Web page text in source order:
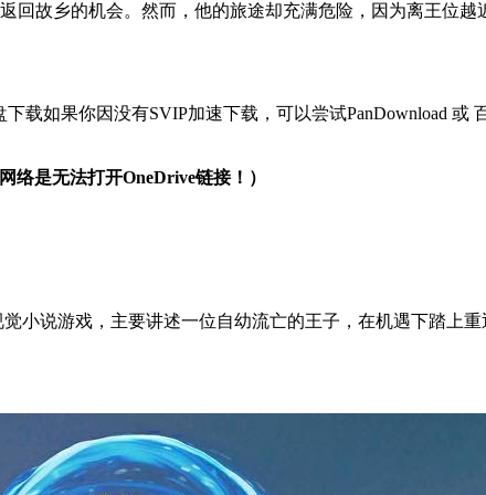
回故乡的机会。然而，他的旅途却充满危险，因为离王位越
载如果你因没有SVIP加速下载，可以尝试PanDownload
络是无法打开OneDrive链接！）
觉小说游戏，主要讲述一位自幼流亡的王子，在机遇下踏上